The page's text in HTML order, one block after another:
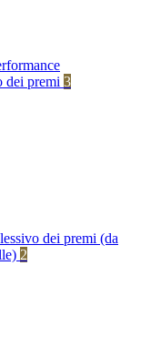
dei premi 3
dei premi (da
2